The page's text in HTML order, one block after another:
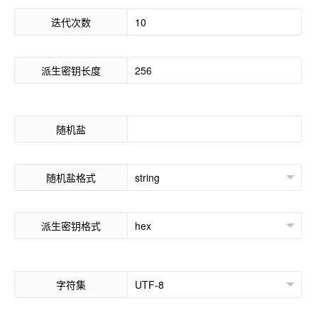
迭代次数
派生密钥长度
随机盐
随机盐格式
派生密钥格式
字符集